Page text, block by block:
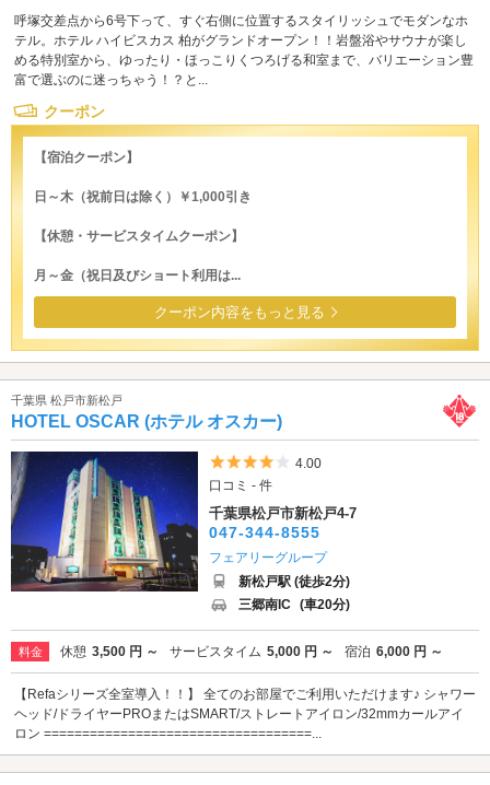
呼塚交差点から6号下って、すぐ右側に位置するスタイリッシュでモダンなホ
テル。ホテル ハイビスカス 柏がグランドオープン！！岩盤浴やサウナが楽し
める特別室から、ゆったり・ほっこりくつろげる和室まで、バリエーション豊
富で選ぶのに迷っちゃう！？と...
クーポン
【宿泊クーポン】
日～木（祝前日は除く）￥1,000引き
【休憩・サービスタイムクーポン】
月～金（祝日及びショート利用は...
クーポン内容をもっと見る
千葉県 松戸市新松戸
HOTEL OSCAR (ホテル オスカー)
5つ星のうち4
4.00
口コミ - 件
千葉県松戸市新松戸4-7
047-344-8555
フェアリーグループ
新松戸駅 (徒歩2分)
三郷南IC (車20分)
料金 休憩 3,500 円 ～ サービスタイム 5,000 円 ～ 宿泊 6,000 円 ～
【Refaシリーズ全室導入！！】 全てのお部屋でご利用いただけます♪ シャワー
ヘッド/ドライヤーPROまたはSMART/ストレートアイロン/32mmカールアイ
ロン ===================================...